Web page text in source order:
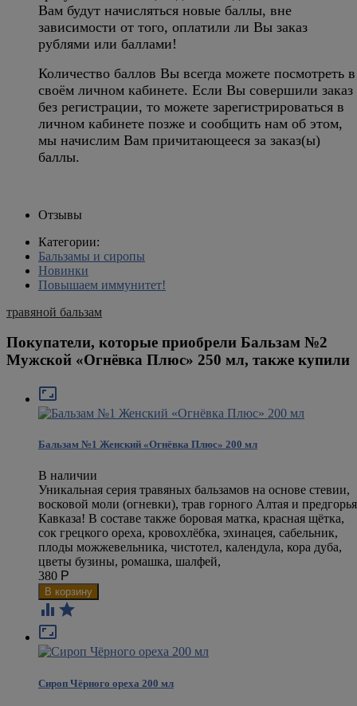
Вам будут начисляться новые баллы, вне
зависимости от того, оплатили ли Вы заказ
рублями или баллами!
Количество баллов Вы всегда можете посмотреть в
своём личном кабинете. Если Вы совершили заказ
без регистрации, то можете зарегистрироваться в
личном кабинете позже и сообщить нам об этом,
мы начислим Вам причитающееся за заказ(ы)
баллы.
Отзывы
Категории:
Бальзамы и сиропы
Новинки
Повышаем иммунитет!
травяной бальзам
Покупатели, которые приобрели Бальзам №2
Мужской «Огнёвка Плюс» 250 мл, также купили

Бальзам №1 Женский «Огнёвка Плюс» 200 мл
В наличии
Уникальная серия травяных бальзамов на основе стевии,
восковой моли (огневки), трав горного Алтая и предгорья
Кавказа! В составе также боровая матка, красная щётка,
сок грецкого ореха, кровохлёбка, эхинацея, сабельник,
плоды можжевельника, чистотел, календула, кора дуба,
цветы бузины, ромашка, шалфей,
380 Р
 

Сироп Чёрного ореха 200 мл